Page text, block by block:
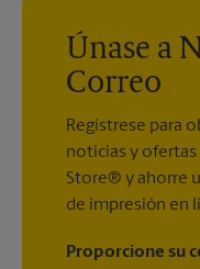
Únase a
Correo
Regístrese para
noticias y ofertas
Store® y ahorre
de impresión en
Proporcione su